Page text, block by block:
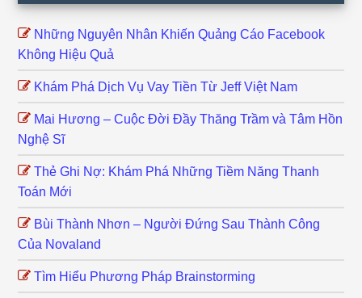
Những Nguyên Nhân Khiến Quảng Cáo Facebook
Không Hiệu Quả
Khám Phá Dịch Vụ Vay Tiền Từ Jeff Việt Nam
Mai Hương – Cuộc Đời Đầy Thăng Trầm và Tâm Hồn
Nghệ Sĩ
Thẻ Ghi Nợ: Khám Phá Những Tiềm Năng Thanh
Toán Mới
Bùi Thành Nhơn – Người Đứng Sau Thành Công
Của Novaland
Tìm Hiểu Phương Pháp Brainstorming